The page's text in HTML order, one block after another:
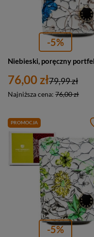
-5%
76,00 zł
Najniższa cena: 76,00 zł
79,99 zł
PROMOCJA
-5%